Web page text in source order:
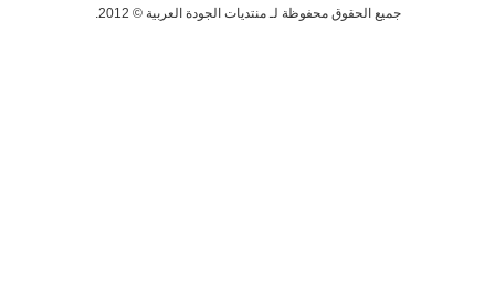
جميع الحقوق محفوظة لـ منتديات الجودة العربية © 2012.